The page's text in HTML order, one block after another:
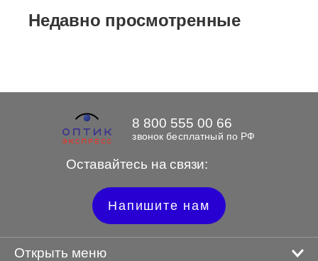
Недавно просмотренные
Оставайтесь на связи:
8 800 555 00 66
звонок бесплатный по РФ
Напишите нам
Открыть меню